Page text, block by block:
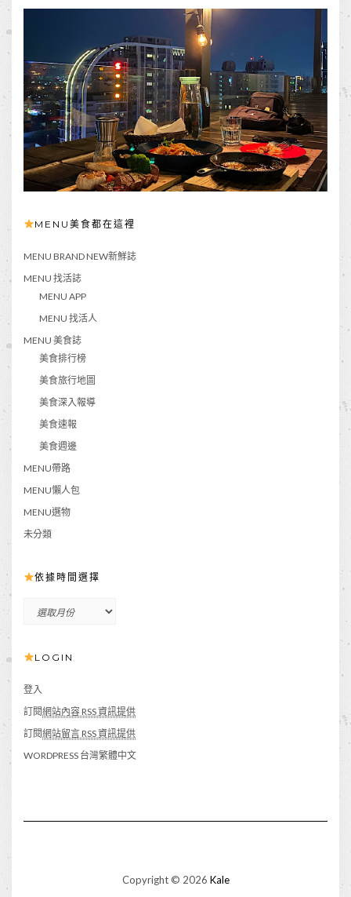
MENU美食都在這裡
MENU BRAND NEW新鮮誌
MENU 找活誌
MENU APP
MENU 找活人
MENU 美食誌
美食排行榜
美食旅行地圖
美食深入報導
美食速報
美食週邊
MENU帶路
MENU懶人包
MENU選物
未分類
依據時間選擇
間
擇
LOGIN
登入
訂閱網站內容 RSS 資訊提供
訂閱網站留言 RSS 資訊提供
WORDPRESS 台灣繁體中文
Copyright © 2026 Kale